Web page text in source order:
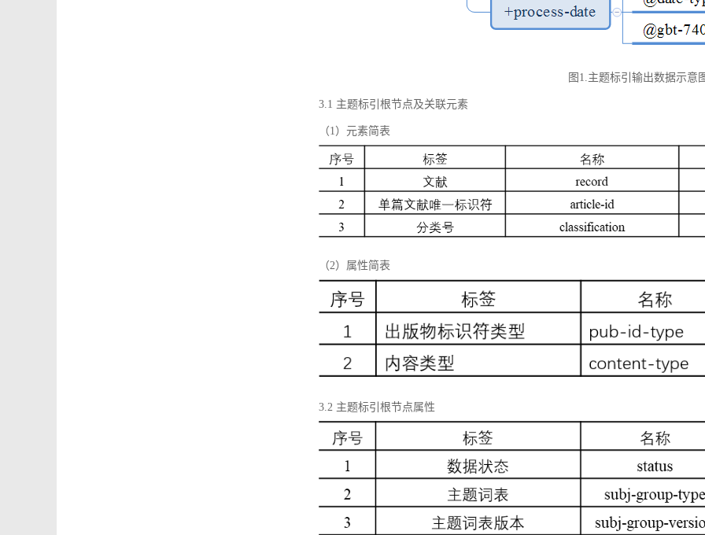
图1.主题标引输出数据示意
3.1 主题标引根节点及关联元素
（1）元素简表
（2）属性简表
3.2 主题标引根节点属性